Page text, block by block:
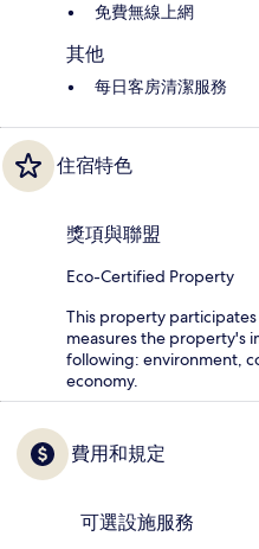
免費無線上網
其他
每日客房清潔服務
住宿特色
獎項與聯盟
Eco-Certified Property
This property
measures the property's
following: environment,
economy.
費用和規定
可選設施服務